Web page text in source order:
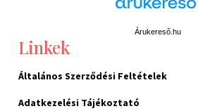
Árukereső.hu
Linkek
Általános Szerződési Feltételek
Adatkezelési Tájékoztató